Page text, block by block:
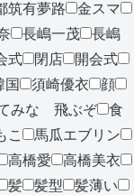
筑有夢路
金スマ
長嶋一茂
長嶋
式 閉店
開会式
国 須崎優衣
顔
みな 飛ぶぞ
食
こ
馬瓜エブリン
高橋愛
高橋美衣
髪 髪型
髪薄い